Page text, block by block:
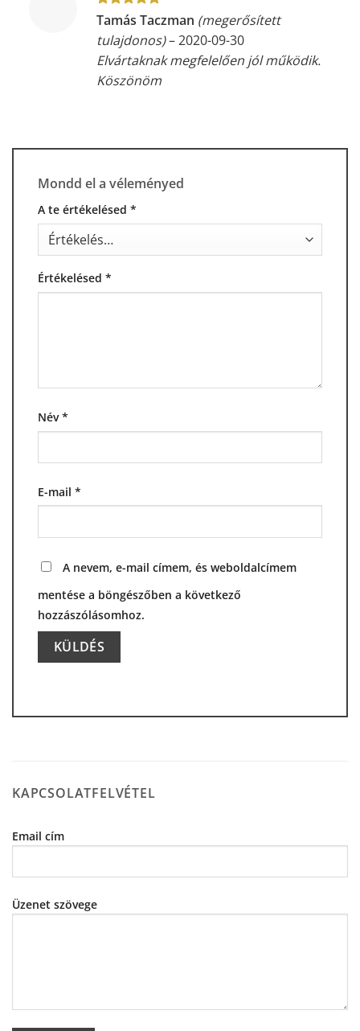
Értékelés:5
Tamás Taczman (megerősített
tulajdonos)–2020-09-30
Elvártaknak megfelelően jól működik.
Köszönöm
Mondd el a véleményed
A te értékelésed *
Értékelésed *
Név*
E-mail *
A nevem, e-mail címem, és weboldalcímem
mentése a böngészőben a következő
hozzászólásomhoz.
KAPCSOLATFELVÉTEL
Email cím
Üzenet szövege